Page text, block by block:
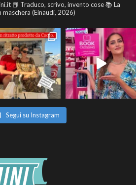
📕 Traduco, scrivo, invento cose📚 La
(Einaudi, 2026)
Segui su Instagram